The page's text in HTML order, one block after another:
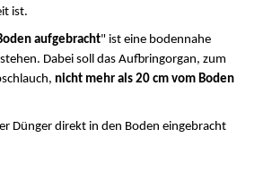
ist.
aufgebracht" ist eine bodennahe
Dabei soll das Aufbringorgan, zum
nicht mehr als 20 cm vom Boden
Dünger direkt in den Boden eingebracht